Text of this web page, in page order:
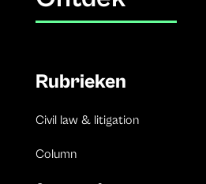
Rubrieken
Civil law & litigation
Column